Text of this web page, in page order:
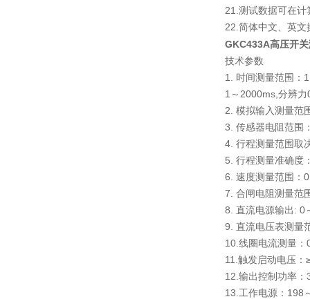
21.测试数据可在
22.简体中文、英
GKC433A高压开
技术参数
1. 时间测量范围：
1～2000ms,分辨
2. 模拟输入测量范
3. 传感器电阻范围
4. 行程测量范围取
5. 行程测量准确度
6. 速度测量范围：
7. 合闸电阻测量范
8. 直流电源输出: 0
9. 直流电压表测量
10.线圈电流测量
11.触发启动电压：
12.输出控制功率
13.工作电源：198